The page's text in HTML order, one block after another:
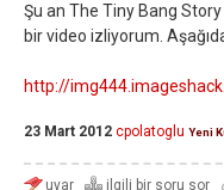
Şu an The Tiny Bang
bir video izliyorum.
http://
23 Mart 2012 cpolatoglu Yeni